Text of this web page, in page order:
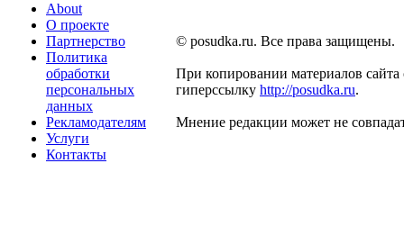
About
О проекте
Партнерство
Политика
обработки
персональных
данных
Рекламодателям
Услуги
Контакты
© posudka.ru. Все права защищены.
При копировании материалов сайта
гиперссылку http://posudka.ru.
Мнение редакции может не